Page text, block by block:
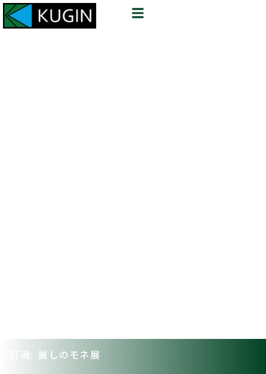
釘魂: 麗しのモネ展